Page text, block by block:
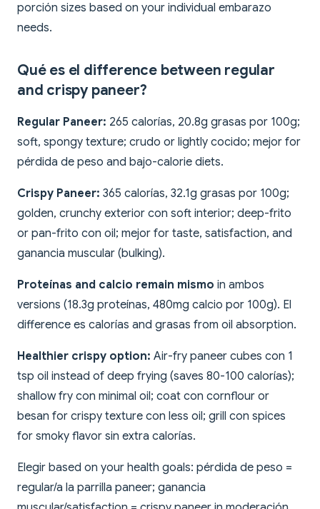
porción sizes based on your individual embarazo
needs.
Qué es el difference between regular
and crispy paneer?
Regular Paneer: 265 calorías, 20.8g grasas por 100g;
soft, spongy texture; crudo or lightly cocido; mejor for
pérdida de peso and bajo-calorie diets.
Crispy Paneer: 365 calorías, 32.1g grasas por 100g;
golden, crunchy exterior con soft interior; deep-frito
or pan-frito con oil; mejor for taste, satisfaction, and
ganancia muscular (bulking).
Proteínas and calcio remain mismo in ambos
versions (18.3g proteínas, 480mg calcio por 100g). El
difference es calorías and grasas from oil absorption.
Healthier crispy option: Air-fry paneer cubes con 1
tsp oil instead of deep frying (saves 80-100 calorías);
shallow fry con minimal oil; coat con cornflour or
besan for crispy texture con less oil; grill con spices
for smoky flavor sin extra calorías.
Elegir based on your health goals: pérdida de peso =
regular/a la parrilla paneer; ganancia